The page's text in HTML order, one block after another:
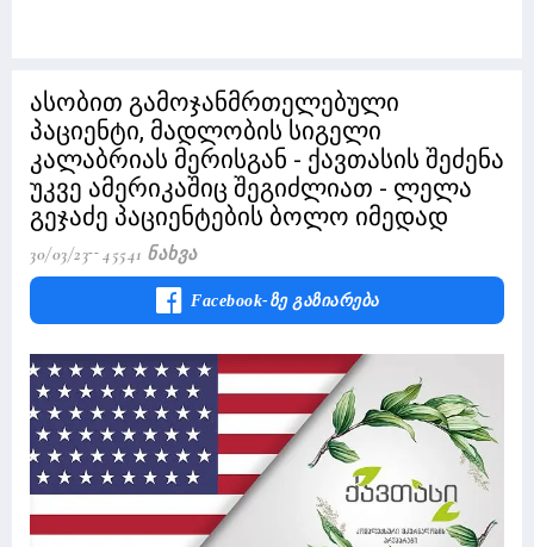
ასობით გამოჯანმრთელებული
პაციენტი, მადლობის სიგელი
კალაბრიას მერისგან - ქავთასის შეძენა
უკვე ამერიკაშიც შეგიძლიათ - ლელა
გეჯაძე პაციენტების ბოლო იმედად
30/03/23 45541 Ნახვა
Facebook-Ზე Გაზიარება